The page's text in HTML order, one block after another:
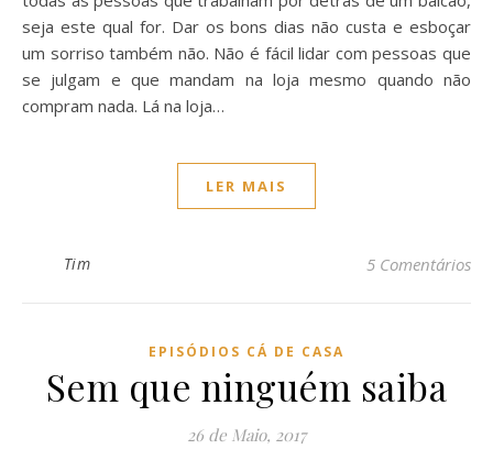
seja este qual for. Dar os bons dias não custa e esboçar
um sorriso também não. Não é fácil lidar com pessoas que
se julgam e que mandam na loja mesmo quando não
compram nada. Lá na loja…
LER MAIS
Tim 5 Comentários
EPISÓDIOS CÁ DE CASA
Sem que ninguém saiba
26 de Maio, 2017